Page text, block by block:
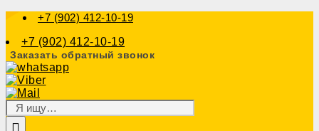
+7 (902) 412-10-19
+7 (902) 412-10-19
Заказать обратный звонок